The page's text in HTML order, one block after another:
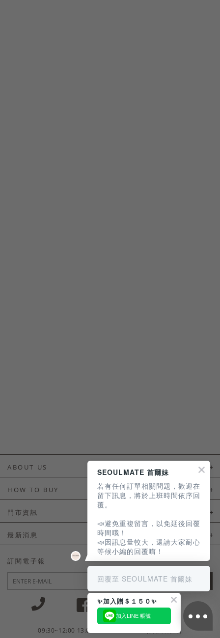
ABOUT US
HOW TO BUY
如何購買
會員常見問題
訂單常見問題
商品售後服務
電子發票
門市資訊
門市資訊
最新消息
LINE官方會員活動
訂閱電子報
JOIN
09:30~12:00 13:00~18:30 / Mon - Fri(例假日除外)
SEOULMATE 首爾妹
若有任何訂單相關問題，歡迎在
留下訊息，將於上班時間依序回
覆。
📣避免重複留言，以免延後回覆
時間哦！
📣因訊息量較大，還請大家耐心
等候小編的回覆唷！
回覆至 SEOULMATE 首爾妹
✨加入贈＄１５０✨
加入LINE 帳號